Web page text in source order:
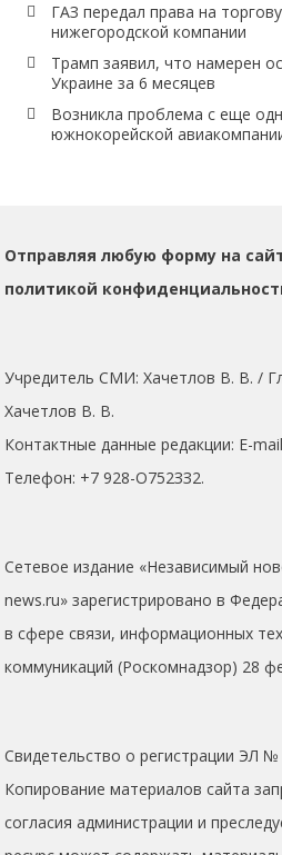
ГАЗ передал права на
нижегородской компании
Трамп заявил, что намерен
Украине за 6 месяцев
Возникла проблема с еще
южнокорейской
Отправляя любую форму на
политикой
Учредитель СМИ: Хaчeтлoв B. B. /
Хaчeтлoв B. B.
Контактные данные редакции: E-
Телефон: +7 928-O752ЗЗ2.
Сетевое издание «Независимый
news.ru» зарегистрировано в
в сфере связи, информационных
коммуникаций (Роскомнадзор) 28
Свидетельство о регистрации ЭЛ
Копирование материалов сайта
согласия администрации и